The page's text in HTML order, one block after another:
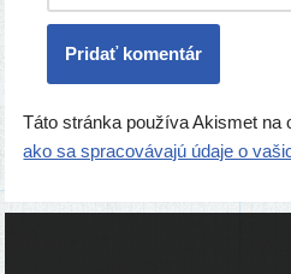
Táto stránka používa Akismet
ako sa spracovávajú údaje o